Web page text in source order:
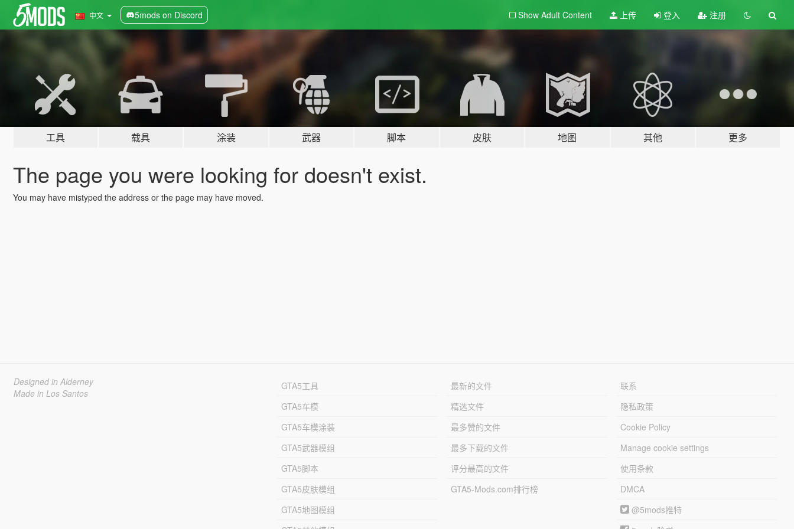
中文 5mods on Discord Show Adult Content 上传 登入 注册
工具 载具 涂装 武器 脚本 皮肤 地图 其他 更多
The page you were looking for doesn't exist.
You may have mistyped the address or the page may have moved.
Designed in Alderney
Made in Los Santos
GTA5工具
GTA5车模
GTA5车模涂装
GTA5武器模组
GTA5脚本
GTA5皮肤模组
GTA5地图模组
最新的文件
精选文件
最多赞的文件
最多下载的文件
评分最高的文件
GTA5-Mods.com排行榜
联系
隐私政策
Cookie Policy
Manage cookie settings
使用条款
DMCA
@5mods推特